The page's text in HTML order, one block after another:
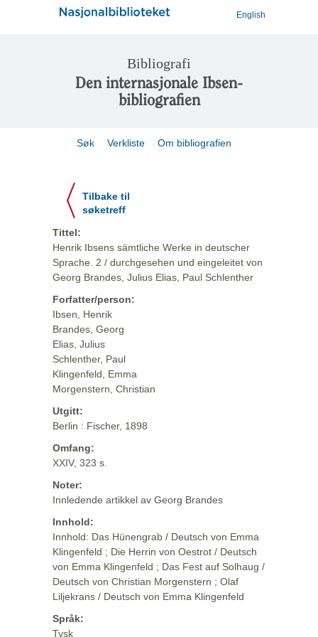
English
Bibliografi
Den internasjonale Ibsen-
bibliografien
Søk Verkliste Om bibliografien
Tilbake til
søketreff
Tittel:
Henrik Ibsens sämtliche Werke in deutscher
Sprache. 2 / durchgesehen und eingeleitet von
Georg Brandes, Julius Elias, Paul Schlenther
Forfatter/person:
Ibsen, Henrik
Brandes, Georg
Elias, Julius
Schlenther, Paul
Klingenfeld, Emma
Morgenstern, Christian
Utgitt:
Berlin : Fischer, 1898
Omfang:
XXIV, 323 s.
Noter:
Innledende artikkel av Georg Brandes
Innhold:
Innhold: Das Hünengrab / Deutsch von Emma
Klingenfeld ; Die Herrin von Oestrot / Deutsch
von Emma Klingenfeld ; Das Fest auf Solhaug /
Deutsch von Christian Morgenstern ; Olaf
Liljekrans / Deutsch von Emma Klingenfeld
Språk:
Tysk